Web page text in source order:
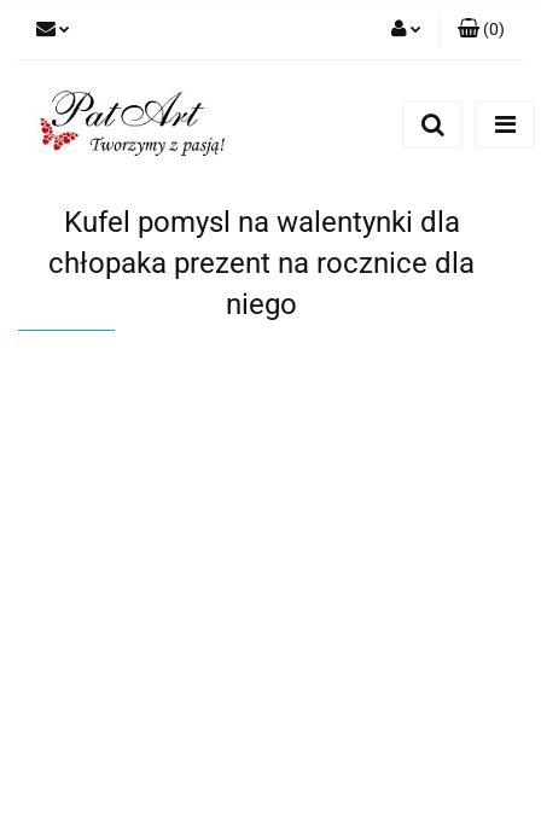
(0)
Kufel pomysl na walentynki dla
chłopaka prezent na rocznice dla
niego